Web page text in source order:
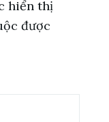
hiển thị
được